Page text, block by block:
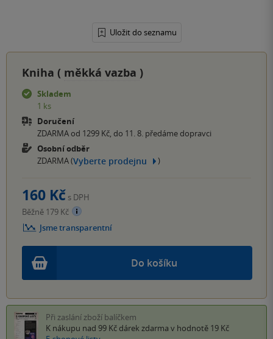
Uložit do seznamu
Kniha ( měkká vazba )
Skladem
1 ks
Doručení
ZDARMA od 1299 Kč, do 11. 8. předáme dopravci
Osobní odběr
ZDARMA (Vyberte prodejnu )
Do košíku
160 Kč s DPH
Běžně 179 Kč
Jsme transparentní
Při zaslání zboží balíčkem
K nákupu nad 99 Kč dárek zdarma v hodnotě 19 Kč